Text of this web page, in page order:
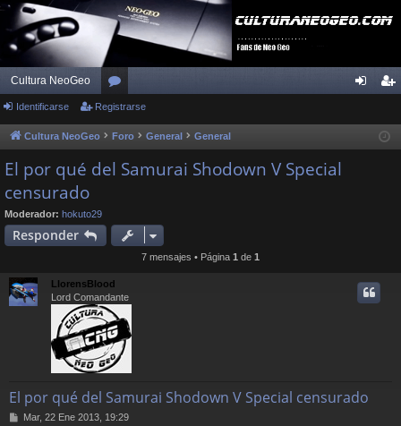
Cultura NeoGeo
or
os ist
Identificarse Registrarse
Cultura NeoGeo Foro General General
El por qué del Samurai Shodown V Special
censurado
Moderador: hokuto29
Responder
7 mensajes • Página 1 de 1
LlorensBlood
Lord Comandante
El por qué del Samurai Shodown V Special censurado
MMar, 22 Ene 2013, 19:29